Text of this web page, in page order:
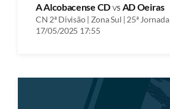
A Alcobacense CDvs AD Oeiras
CN 2ª Divisão | Zona Sul | 25ª Jornada
17/05/2025 17:55